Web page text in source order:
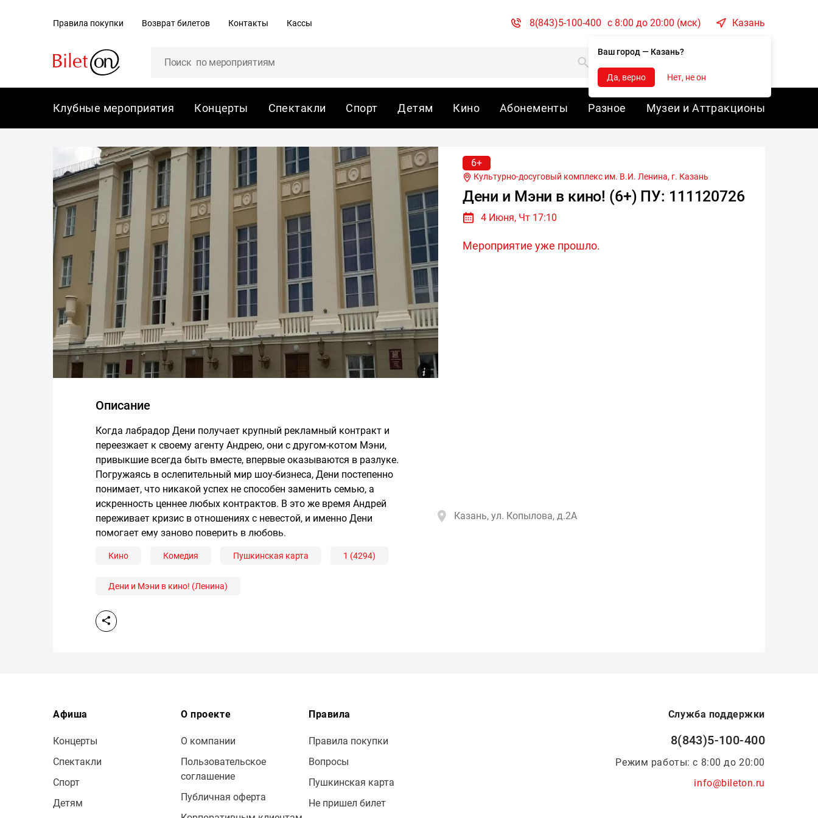
Правила покупки Возврат билетов Контакты Кассы 8(843)5-100-400 c 8:00 до 20:00 (мск) Казань
Ваш город — Казань?
Да, верно Нет, не он
Клубные мероприятия Концерты Спектакли Спорт Детям Кино Абонементы Разное Музеи и Аттракционы
6+
Культурно-досуговый комплекс им. В.И. Ленина, г. Казань
Дени и Мэни в кино! (6+) ПУ: 111120726
4 Июня, Чт 17:10
Мероприятие уже прошло.
Описание
Когда лабрадор Дени получает крупный рекламный контракт и
переезжает к своему агенту Андрею, они с другом-котом Мэни,
привыкшие всегда быть вместе, впервые оказываются в разлуке.
Погружаясь в ослепительный мир шоу-бизнеса, Дени постепенно
понимает, что никакой успех не способен заменить семью, а
искренность ценнее любых контрактов. В это же время Андрей
переживает кризис в отношениях с невестой, и именно Дени
помогает ему заново поверить в любовь.
Кино Комедия Пушкинская карта 1 (4294)
Дени и Мэни в кино! (Ленина)
Казань, ул. Копылова, д.2А
Афиша
Концерты
Спектакли
Спорт
Детям
О проекте
О компании
Пользовательское
соглашение
Публичная оферта
Правила
Правила покупки
Вопросы
Пушкинская карта
Не пришел билет
Служба поддержки
8(843)5-100-400
Режим работы: с 8:00 до 20:00
info@bileton.ru